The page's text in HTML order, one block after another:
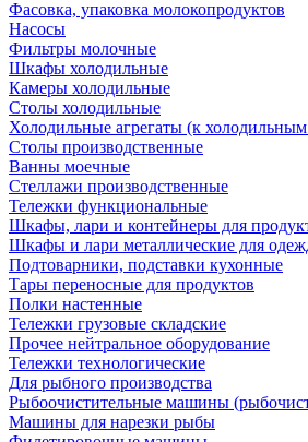
Фасовка, упаковка молокопродуктов
Насосы
Фильтры молочные
Шкафы холодильные
Камеры холодильные
Столы холодильные
Холодильные агрегаты (к
Столы производственные
Ванны моечные
Стеллажи производственные
Тележки функциональные
Шкафы, лари и контейнеры для
Шкафы и лари металлические для
Подтоварники, подставки кухонные
Тары переносные для продуктов
Полки настенные
Тележки грузовые складские
Прочее нейтральное оборудование
Тележки технологические
Для рыбного производства
Рыбоочистительные машины
Машины для нарезки рыбы